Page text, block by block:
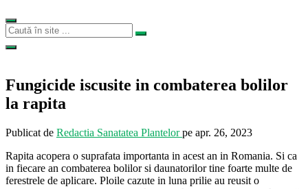
Fungicide iscusite in combaterea bolilor
la rapita
Publicat de Redactia Sanatatea Plantelorpe apr. 26, 2023
Rapita acopera o suprafata importanta in acest an in Romania. Si ca
in fiecare an combaterea bolilor si daunatorilor tine foarte multe de
ferestrele de aplicare. Ploile cazute in luna prilie au reusit o